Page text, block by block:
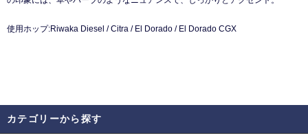
使用ホップ:Riwaka Diesel / Citra / El Dorado / El Dorado CGX
カテゴリーから探す